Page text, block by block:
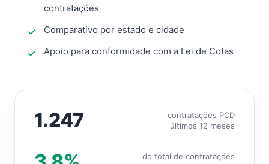
contratações
Comparativo por estado e cidade
Apoio para conformidade com a Lei de Cotas
1.247
contratações PCD
últimos 12 meses
do total de contratações